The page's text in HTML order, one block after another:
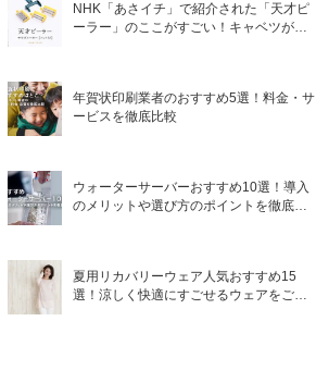
NHK「あさイチ」で紹介された「天才ピ
ーラー」のここがすごい！キャベツがほ
年賀状印刷業者のおすすめ5選！料金・サ
ービスを徹底比較
ウォーターサーバーおすすめ10選！導入
のメリットや選び方のポイントを徹底解
夏用リカバリーウェア人気おすすめ15
選！涼しく快適にすごせるウェアをご紹